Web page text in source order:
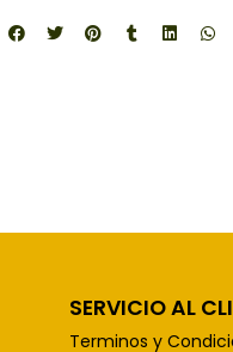
SERVICIO AL
Terminos y